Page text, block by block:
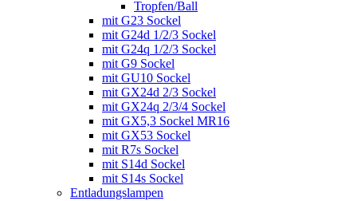
Tropfen/Ball
mit G23 Sockel
mit G24d 1/2/3 Sockel
mit G24q 1/2/3 Sockel
mit G9 Sockel
mit GU10 Sockel
mit GX24d 2/3 Sockel
mit GX24q 2/3/4 Sockel
mit GX5,3 Sockel MR16
mit GX53 Sockel
mit R7s Sockel
mit S14d Sockel
mit S14s Sockel
Entladungslampen